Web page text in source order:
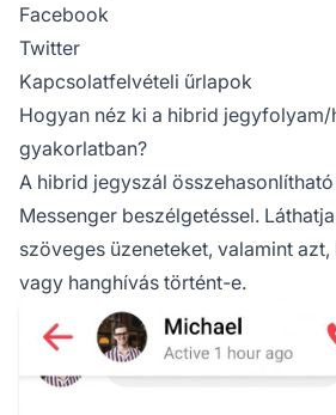
Facebook
Twitter
Kapcsolatfelvételi űrlapok
Hogyan néz ki a hibrid
gyakorlatban?
A hibrid jegyszál
Messenger beszélgetéssel.
szöveges üzeneteket, valamint
vagy hanghívás történt-e.